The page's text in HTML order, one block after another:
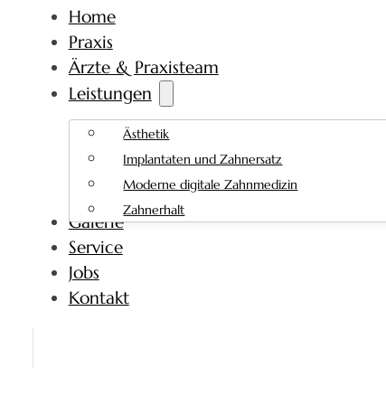
Home
Praxis
Ärzte & Praxisteam
Leistungen
Ästhetik
Implantaten und Zahnersatz
Moderne digitale Zahnmedizin
Zahnerhalt
Galerie
Service
Jobs
Kontakt